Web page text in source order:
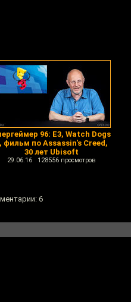
96: Е3, Watch Dogs
фильм по Assassin's Creed,
30 лет Ubisoft
29.06.16 128556 просмотров
6